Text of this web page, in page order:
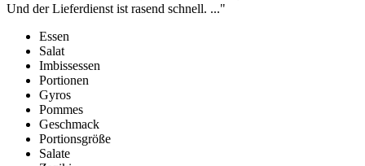
Und der Lieferdienst ist rasend schnell. ..."
Essen
Salat
Imbissessen
Portionen
Gyros
Pommes
Geschmack
Portionsgröße
Salate